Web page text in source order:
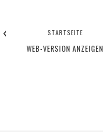
‹ STARTSEITE
WEB-VERSION ANZEIGEN